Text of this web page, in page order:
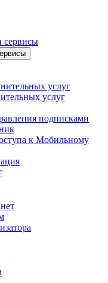
сервисы
услуг
услуг
подписками
к Мобильному